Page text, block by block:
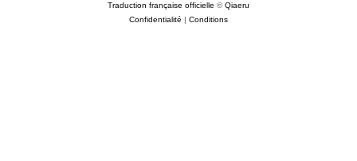
Traduction française officielle ©Qiaeru
Confidentialité | Conditions